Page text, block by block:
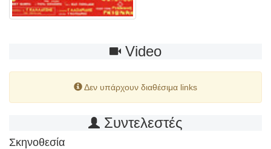
Video
Δεν υπάρχουν διαθέσιμα links
Συντελεστές
Σκηνοθεσία